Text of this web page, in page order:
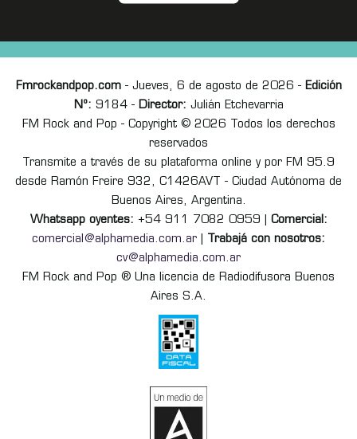
Fmrockandpop.com- Jueves, 6 de agosto de 2026 - Edición
Nº: 9184 - Director: Julián Etchevarria
FM Rock and Pop - Copyright © 2026 Todos los derechos
reservados
Transmite a través de su plataforma online y por FM 95.9
desde Ramón Freire 932, C1426AVT - Ciudad Autónoma de
Buenos Aires, Argentina.
Whatsapp oyentes: +54 911 7082 0959 | Comercial:
comercial@alphamedia.com.ar
Trabajá con nosotros:
cv@alphamedia.com.ar
FM Rock and Pop ® Una licencia de Radiodifusora Buenos
Aires S.A.